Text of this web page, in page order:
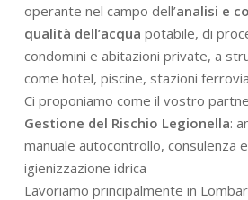
operante nel campo dell’analisi e
qualità dell’acqua potabile, di
condomini e abitazioni private, a
come hotel, piscine, stazioni
Ci proponiamo come il vostro
Gestione del Rischio Legionella:
manuale autocontrollo, consulenza
igienizzazione idrica
Lavoriamo principalmente in